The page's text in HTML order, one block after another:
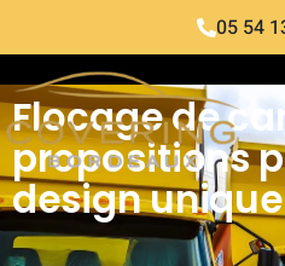
05 54
Flocage de
propositions
design